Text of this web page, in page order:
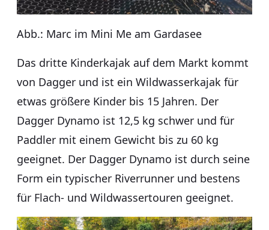
Abb.: Marc im Mini Me am Gardasee
Das dritte Kinderkajak auf dem Markt kommt
von Dagger und ist ein Wildwasserkajak für
etwas größere Kinder bis 15 Jahren. Der
Dagger Dynamo ist 12,5 kg schwer und für
Paddler mit einem Gewicht bis zu 60 kg
geeignet. Der Dagger Dynamo ist durch seine
Form ein typischer Riverrunner und bestens
für Flach- und Wildwassertouren geeignet.